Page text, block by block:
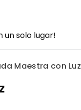
un solo lugar!
Maestra con Luz